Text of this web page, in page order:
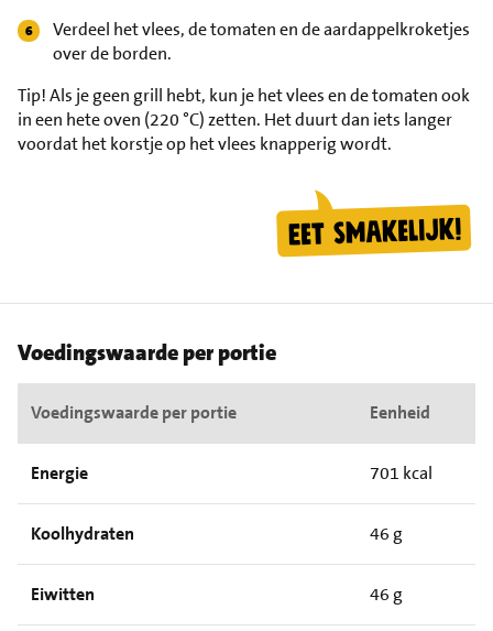
Verdeel het vlees, de tomaten en de aardappelkroketjes
over de borden.
Tip!Als je geen grill hebt, kun je het vlees en de tomaten ook
in een hete oven (220 °C) zetten. Het duurt dan iets langer
voordat het korstje op het vlees knapperig wordt.
Voedingswaarde per portie
Voedingswaarde per portie Eenheid
Energie 701 kcal
Koolhydraten 46 g
Eiwitten 46 g